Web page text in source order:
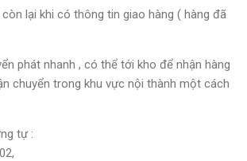
có thông tin giao hàng ( hàng đã
phát nhanh , có thể tới kho để nhận hàng
chuyển trong khu vực nội thành một cách
tự :